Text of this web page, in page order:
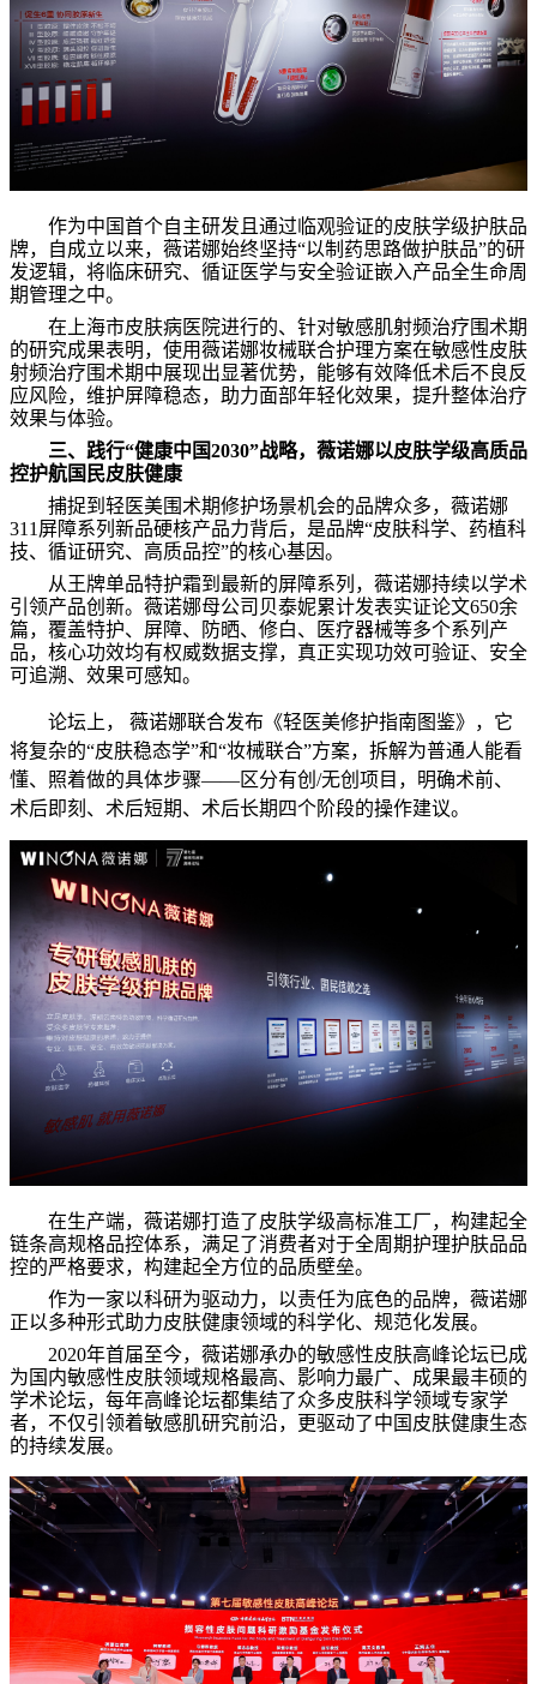
作为中国首个自主研发且通过临观验证的皮肤学级护肤品
牌，自成立以来，薇诺娜始终坚持“以制药思路做护肤品”的研
发逻辑，将临床研究、循证医学与安全验证嵌入产品全生命周
期管理之中。
在上海市皮肤病医院进行的、针对敏感肌射频治疗围术期
的研究成果表明，使用薇诺娜妆械联合护理方案在敏感性皮肤
射频治疗围术期中展现出显著优势，能够有效降低术后不良反
应风险，维护屏障稳态，助力面部年轻化效果，提升整体治疗
效果与体验。
三、践行“健康中国2030”战略，薇诺娜以皮肤学级高质品
控护航国民皮肤健康
捕捉到轻医美围术期修护场景机会的品牌众多，薇诺娜
311屏障系列新品硬核产品力背后，是品牌“皮肤科学、药植科
技、循证研究、高质品控”的核心基因。
从王牌单品特护霜到最新的屏障系列，薇诺娜持续以学术
引领产品创新。薇诺娜母公司贝泰妮累计发表实证论文650余
篇，覆盖特护、屏障、防晒、修白、医疗器械等多个系列产
品，核心功效均有权威数据支撑，真正实现功效可验证、安全
可追溯、效果可感知。
论坛上， 薇诺娜联合发布《轻医美修护指南图鉴》，它
将复杂的“皮肤稳态学”和“妆械联合”方案，拆解为普通人能看
懂、照着做的具体步骤——区分有创/无创项目，明确术前、
术后即刻、术后短期、术后长期四个阶段的操作建议。
在生产端，薇诺娜打造了皮肤学级高标准工厂，构建起全
链条高规格品控体系，满足了消费者对于全周期护理护肤品品
控的严格要求，构建起全方位的品质壁垒。
作为一家以科研为驱动力，以责任为底色的品牌，薇诺娜
正以多种形式助力皮肤健康领域的科学化、规范化发展。
2020年首届至今，薇诺娜承办的敏感性皮肤高峰论坛已成
为国内敏感性皮肤领域规格最高、影响力最广、成果最丰硕的
学术论坛，每年高峰论坛都集结了众多皮肤科学领域专家学
者，不仅引领着敏感肌研究前沿，更驱动了中国皮肤健康生态
的持续发展。